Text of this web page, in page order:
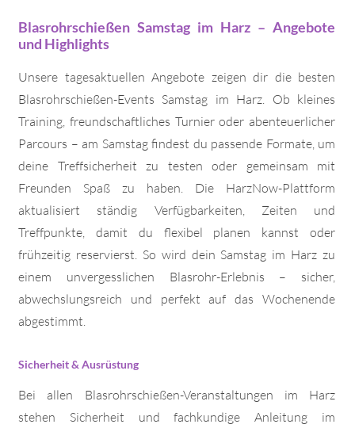
Blasrohrschießen Samstag im Harz – Angebote
und Highlights
Unsere tagesaktuellen Angebote zeigen dir die besten
Blasrohrschießen-Events Samstag im Harz. Ob kleines
Training, freundschaftliches Turnier oder abenteuerlicher
Parcours – am Samstag findest du passende Formate, um
deine Treffsicherheit zu testen oder gemeinsam mit
Freunden Spaß zu haben. Die HarzNow-Plattform
aktualisiert ständig Verfügbarkeiten, Zeiten und
Treffpunkte, damit du flexibel planen kannst oder
frühzeitig reservierst. So wird dein Samstag im Harz zu
einem unvergesslichen Blasrohr-Erlebnis – sicher,
abwechslungsreich und perfekt auf das Wochenende
abgestimmt.
Sicherheit & Ausrüstung
Bei allen Blasrohrschießen-Veranstaltungen im Harz
stehen Sicherheit und fachkundige Anleitung im